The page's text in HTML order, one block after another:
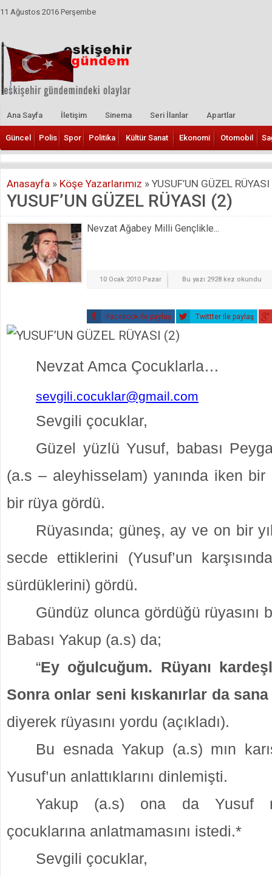
11 Ağustos 2016 Perşembe
Ana Sayfa İletişim Sinema Seri İlanlar Apartlar
Güncel Polis Spor Politika Kültür Sanat Ekonomi Otomobil
Anasayfa » Köşe Yazarlarımız » YUSUF’UN GÜZEL
YUSUF’UN GÜZEL RÜYASI (2)
Nevzat Ağabey Milli Gençlikle...
10 Ocak 2010 Pazar Bu yazı 2928 kez okundu
Facebook ile paylaş Twittter ile paylaş
Nevzat Amca Çocuklarla…
sevgili.cocuklar@gmail.com
Sevgili çocuklar,
Güzel yüzlü Yusuf, babası
(a.s – aleyhisselam) yanında iken
bir rüya gördü.
Rüyasında; güneş, ay ve on bir
secde ettiklerini (Yusuf’un
sürdüklerini) gördü.
Gündüz olunca gördüğü rüyasını
Babası Yakup (a.s) da;
“Ey oğulcuğum. Rüyanı
Sonra onlar seni kıskanırlar da
diyerek rüyasını yordu (açıkladı).
Bu esnada Yakup (a.s) mın
Yusuf’un anlattıklarını dinlemişti.
Yakup (a.s) ona da Yusuf
çocuklarına anlatmamasını istedi.*
Sevgili çocuklar,